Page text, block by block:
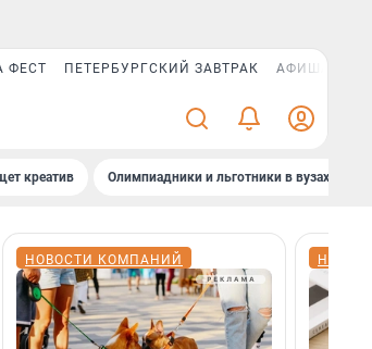
ФЕСТ ПЕТЕРБУРГСКИЙ ЗАВТРАК АФИША PLUS
креатив Олимпиадники и льготники в вузах СПб
НОВОСТИ КОМПАНИЙ